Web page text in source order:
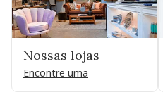
Nossas lojas
Encontre uma